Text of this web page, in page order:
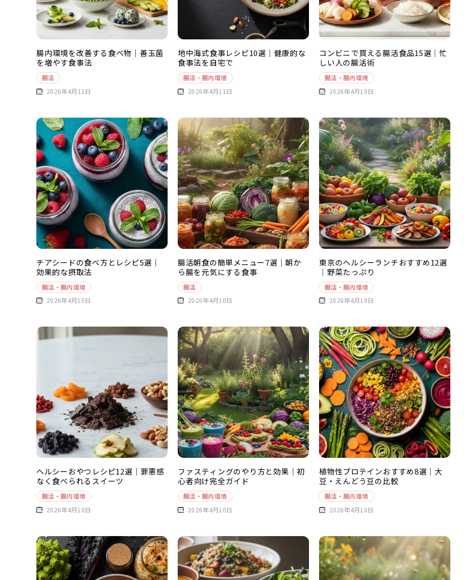
腸内環境を改善する食べ物｜善玉菌
を増やす食事法
腸活
2026年4月11日
地中海式食事レシピ10選｜健康的な
食事法を自宅で
腸活・腸内環境
2026年4月11日
コンビニで買える腸活食品15選｜忙
しい人の腸活術
腸活・腸内環境
2026年4月10日
チアシードの食べ方とレシピ5選｜
効果的な摂取法
腸活・腸内環境
2026年4月10日
腸活朝食の簡単メニュー7選｜朝か
ら腸を元気にする食事
腸活
2026年4月10日
東京のヘルシーランチおすすめ12選
｜野菜たっぷり
腸活・腸内環境
2026年4月10日
ヘルシーおやつレシピ12選｜罪悪感
なく食べられるスイーツ
腸活・腸内環境
2026年4月10日
ファスティングのやり方と効果｜初
心者向け完全ガイド
腸活・腸内環境
2026年4月10日
植物性プロテインおすすめ8選｜大
豆・えんどう豆の比較
腸活・腸内環境
2026年4月10日